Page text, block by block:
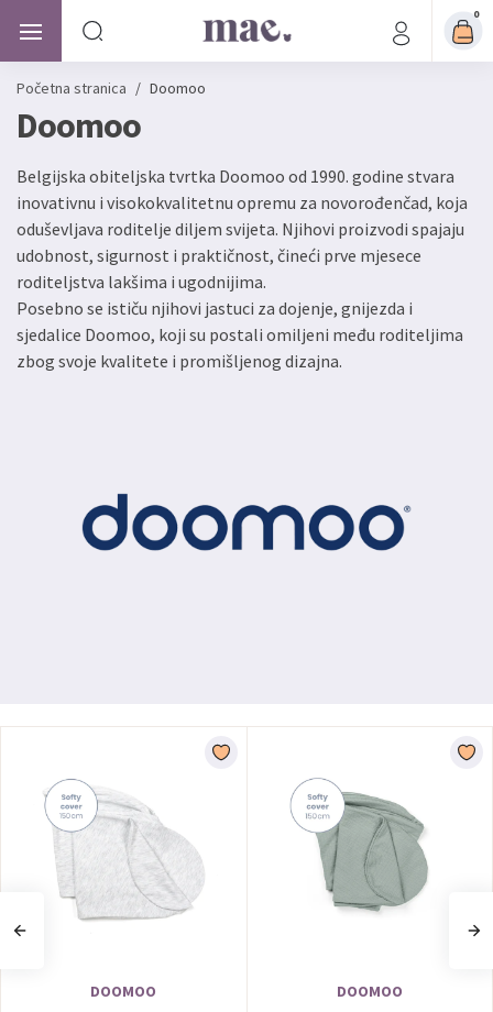
0
Početna stranica / Doomoo
Doomoo
Belgijska obiteljska tvrtka Doomoo od 1990. godine stvara
inovativnu i visokokvalitetnu opremu za novorođenčad, koja
oduševljava roditelje diljem svijeta. Njihovi proizvodi spajaju
udobnost, sigurnost i praktičnost, čineći prve mjesece
roditeljstva lakšima i ugodnijima.
Posebno se ističu njihovi jastuci za dojenje, gnijezda i
sjedalice Doomoo, koji su postali omiljeni među roditeljima
zbog svoje kvalitete i promišljenog dizajna.
DOOMOO DOOMOO